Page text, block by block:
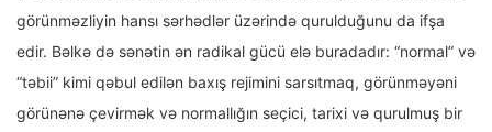
görünməzliyin hansı sərhədlər üzərində qurulduğunu da ifşa
edir. Bəlkə də sənətin ən radikal gücü elə buradadır: “normal” və
“təbii” kimi qəbul edilən baxış rejimini sarsıtmaq, görünməyəni
görünənə çevirmək və normallığın seçici, tarixi və qurulmuş bir